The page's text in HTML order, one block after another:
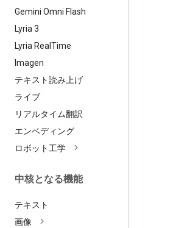
Gemini Omni Flash
Lyria 3
Lyria Real Time
Imagen
テキスト読み上げ
ライブ
リアルタイム翻訳
エンベディング
ロボット工学
中核となる機能
テキスト
画像